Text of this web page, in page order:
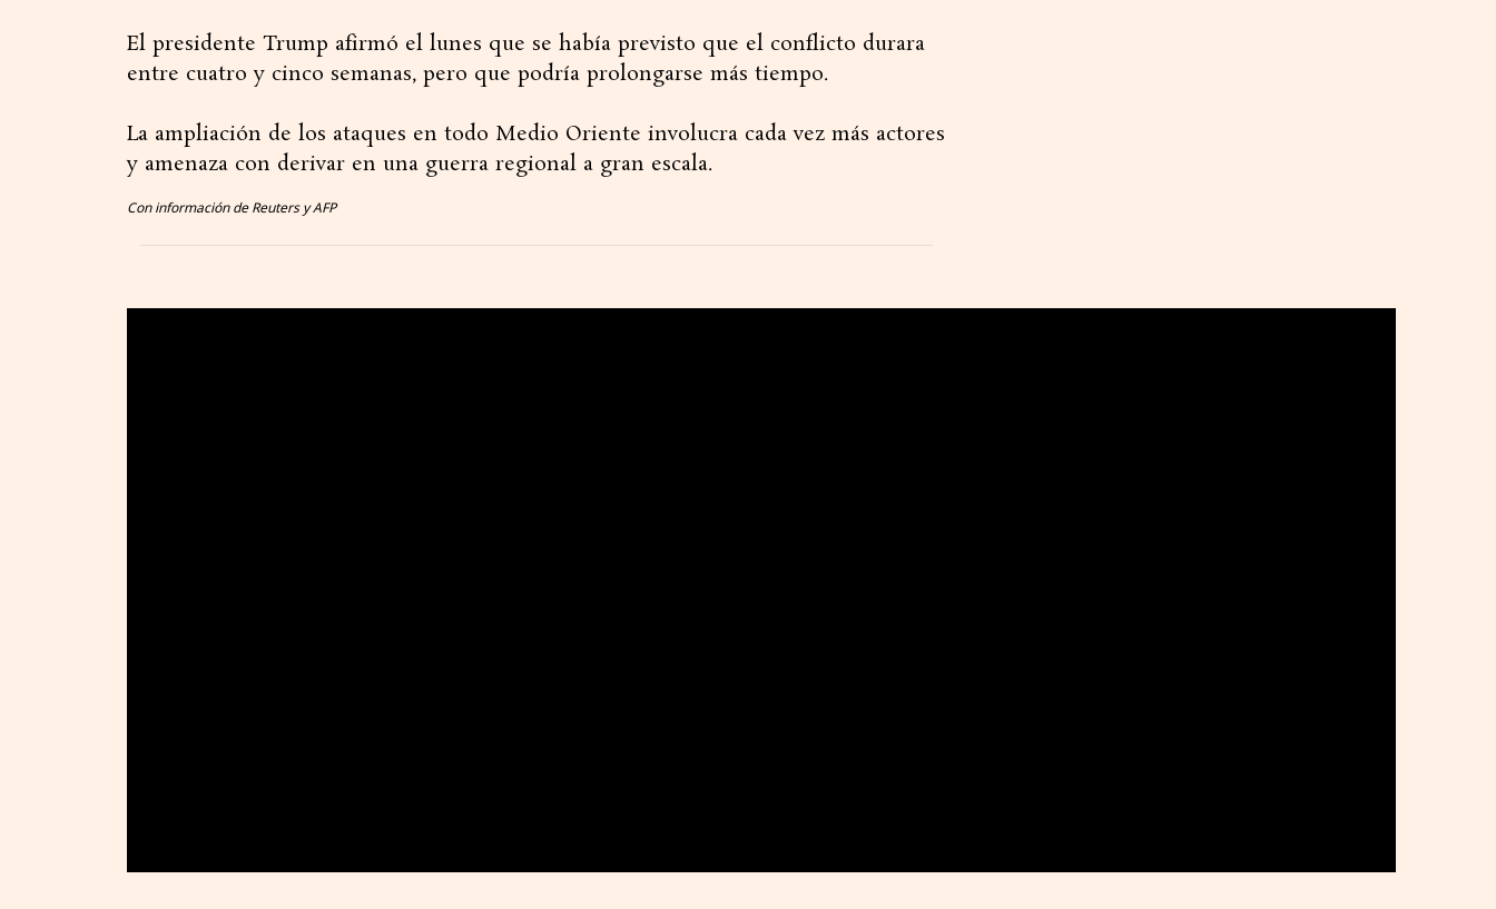
El presidente Trump afirmó el lunes que se había previsto que el conflicto durara
entre cuatro y cinco semanas, pero que podría prolongarse más tiempo.
La ampliación de los ataques en todo Medio Oriente involucra cada vez más actores
y amenaza con derivar en una guerra regional a gran escala.
Con información de Reuters y AFP